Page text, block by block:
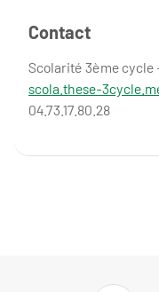
Contact
Scolarité 3ème cycle
scola.these-
04.73.17.80.28